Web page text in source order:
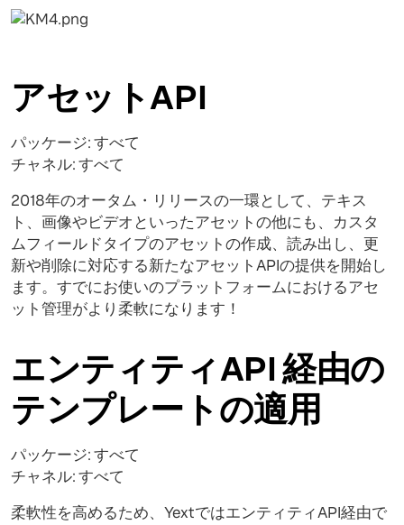
アセットAPI
パッケージ: すべて
チャネル: すべて
2018年のオータム・リリースの一環として、テキス
ト、画像やビデオといったアセットの他にも、カスタ
ムフィールドタイプのアセットの作成、読み出し、更
新や削除に対応する新たなアセットAPIの提供を開始し
ます。すでにお使いのプラットフォームにおけるアセ
ット管理がより柔軟になります！
エンティティAPI 経由の
テンプレートの適用
パッケージ: すべて
チャネル: すべて
柔軟性を高めるため、YextではエンティティAPI経由で